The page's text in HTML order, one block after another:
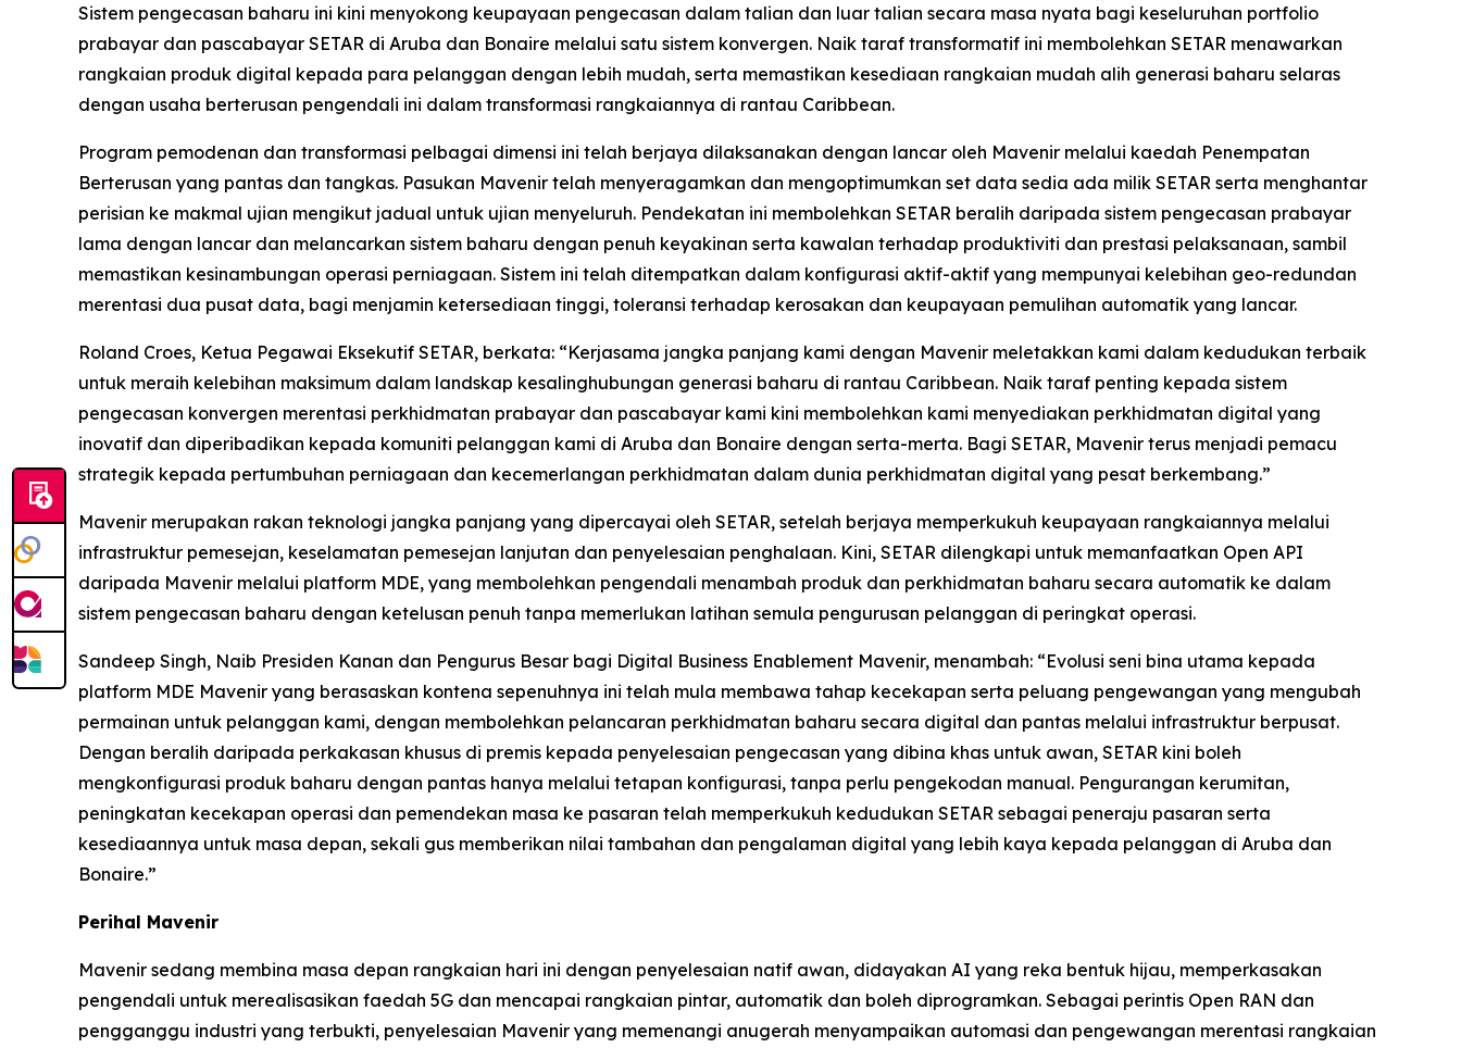
Sistem pengecasan baharu ini kini menyokong keupayaan pengecasan dalam talian dan luar talian secara masa nyata bagi keseluruhan portfolio
prabayar dan pascabayar SETAR di Aruba dan Bonaire melalui satu sistem konvergen. Naik taraf transformatif ini membolehkan SETAR menawarkan
rangkaian produk digital kepada para pelanggan dengan lebih mudah, serta memastikan kesediaan rangkaian mudah alih generasi baharu selaras
dengan usaha berterusan pengendali ini dalam transformasi rangkaiannya di rantau Caribbean.
Program pemodenan dan transformasi pelbagai dimensi ini telah berjaya dilaksanakan dengan lancar oleh Mavenir melalui kaedah Penempatan
Berterusan yang pantas dan tangkas. Pasukan Mavenir telah menyeragamkan dan mengoptimumkan set data sedia ada milik SETAR serta menghantar
perisian ke makmal ujian mengikut jadual untuk ujian menyeluruh. Pendekatan ini membolehkan SETAR beralih daripada sistem pengecasan prabayar
lama dengan lancar dan melancarkan sistem baharu dengan penuh keyakinan serta kawalan terhadap produktiviti dan prestasi pelaksanaan, sambil
memastikan kesinambungan operasi perniagaan. Sistem ini telah ditempatkan dalam konfigurasi aktif-aktif yang mempunyai kelebihan geo-redundan
merentasi dua pusat data, bagi menjamin ketersediaan tinggi, toleransi terhadap kerosakan dan keupayaan pemulihan automatik yang lancar.
Roland Croes, Ketua Pegawai Eksekutif SETAR, berkata: “Kerjasama jangka panjang kami dengan Mavenir meletakkan kami dalam kedudukan terbaik
untuk meraih kelebihan maksimum dalam landskap kesalinghubungan generasi baharu di rantau Caribbean. Naik taraf penting kepada sistem
pengecasan konvergen merentasi perkhidmatan prabayar dan pascabayar kami kini membolehkan kami menyediakan perkhidmatan digital yang
inovatif dan diperibadikan kepada komuniti pelanggan kami di Aruba dan Bonaire dengan serta-merta. Bagi SETAR, Mavenir terus menjadi pemacu
strategik kepada pertumbuhan perniagaan dan kecemerlangan perkhidmatan dalam dunia perkhidmatan digital yang pesat berkembang.”
Mavenir merupakan rakan teknologi jangka panjang yang dipercayai oleh SETAR, setelah berjaya memperkukuh keupayaan rangkaiannya melalui
infrastruktur pemesejan, keselamatan pemesejan lanjutan dan penyelesaian penghalaan. Kini, SETAR dilengkapi untuk memanfaatkan Open API
daripada Mavenir melalui platform MDE, yang membolehkan pengendali menambah produk dan perkhidmatan baharu secara automatik ke dalam
sistem pengecasan baharu dengan ketelusan penuh tanpa memerlukan latihan semula pengurusan pelanggan di peringkat operasi.
Sandeep Singh, Naib Presiden Kanan dan Pengurus Besar bagi Digital Business Enablement Mavenir, menambah: “Evolusi seni bina utama kepada
platform MDE Mavenir yang berasaskan kontena sepenuhnya ini telah mula membawa tahap kecekapan serta peluang pengewangan yang mengubah
permainan untuk pelanggan kami, dengan membolehkan pelancaran perkhidmatan baharu secara digital dan pantas melalui infrastruktur berpusat.
Dengan beralih daripada perkakasan khusus di premis kepada penyelesaian pengecasan yang dibina khas untuk awan, SETAR kini boleh
mengkonfigurasi produk baharu dengan pantas hanya melalui tetapan konfigurasi, tanpa perlu pengekodan manual. Pengurangan kerumitan,
peningkatan kecekapan operasi dan pemendekan masa ke pasaran telah memperkukuh kedudukan SETAR sebagai peneraju pasaran serta
kesediaannya untuk masa depan, sekali gus memberikan nilai tambahan dan pengalaman digital yang lebih kaya kepada pelanggan di Aruba dan
Bonaire.”
Perihal Mavenir
Mavenir sedang membina masa depan rangkaian hari ini dengan penyelesaian natif awan, didayakan AI yang reka bentuk hijau, memperkasakan
pengendali untuk merealisasikan faedah 5G dan mencapai rangkaian pintar, automatik dan boleh diprogramkan. Sebagai perintis Open RAN dan
pengganggu industri yang terbukti, penyelesaian Mavenir yang memenangi anugerah menyampaikan automasi dan pengewangan merentasi rangkaian